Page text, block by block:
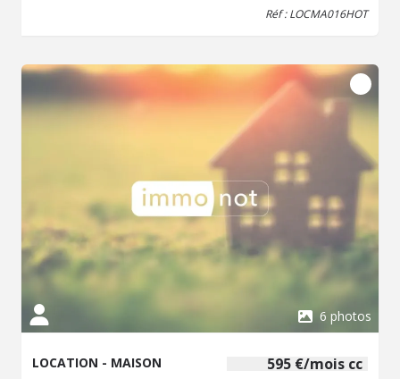
comprises: 1212.00€/mois Dont TOM: 12€/moisDépôt de
garantie: 1200.00€Honoraire charge locataire:
824.95€Dont 378.00€ TTC pour état des lieux. Les
informations sur les risques auxquels ce bien est exposé
sont disponibles sur le site Géorisques : www. georisques.
Réf : LOCMA016HOT
6 photos
595 €/mois cc
LOCATION - MAISON